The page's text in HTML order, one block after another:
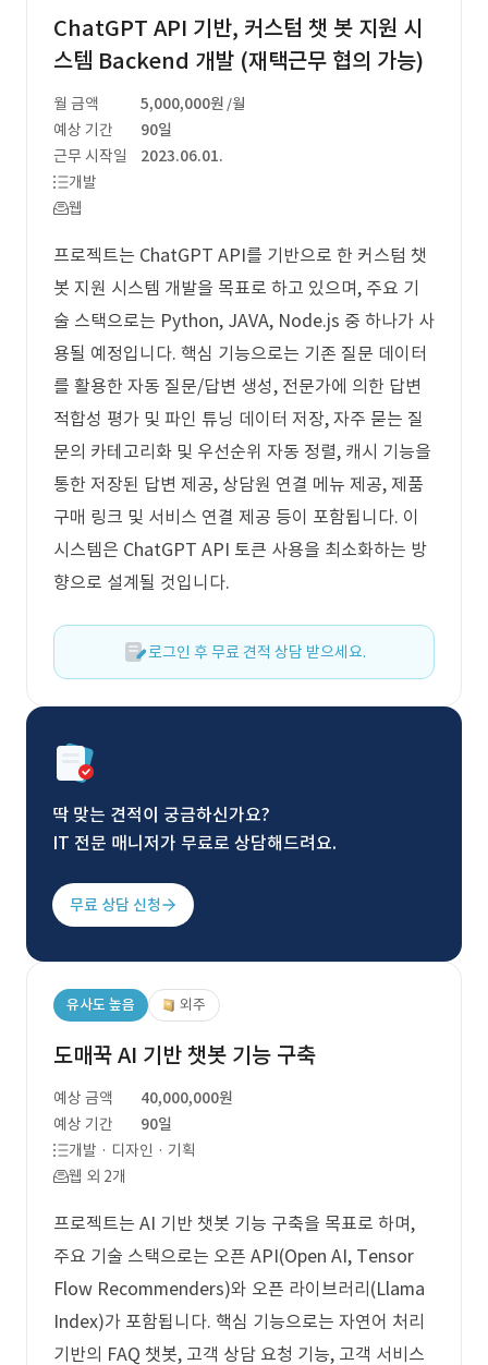
ChatGPT API 기반, 커스텀 챗 봇 지원 시
스템 Backend 개발 (재택근무 협의 가능)
월 금액 5,000,000원 /월
예상 기간
90일
근무 시작일
2023.06.01.
개발
웹
프로젝트는 ChatGPT API를 기반으로 한 커스텀 챗
봇 지원 시스템 개발을 목표로 하고 있으며, 주요 기
술 스택으로는 Python, JAVA, Node.js 중 하나가 사
용될 예정입니다. 핵심 기능으로는 기존 질문 데이터
를 활용한 자동 질문/답변 생성, 전문가에 의한 답변
적합성 평가 및 파인 튜닝 데이터 저장, 자주 묻는 질
문의 카테고리화 및 우선순위 자동 정렬, 캐시 기능을
통한 저장된 답변 제공, 상담원 연결 메뉴 제공, 제품
구매 링크 및 서비스 연결 제공 등이 포함됩니다. 이
시스템은 ChatGPT API 토큰 사용을 최소화하는 방
향으로 설계될 것입니다.
로그인 후 무료 견적 상담 받으세요.
딱 맞는 견적이 궁금하신가요?
IT 전문 매니저가 무료로 상담해드려요.
무료 상담 신청
유사도 높음 외주
도매꾹 AI 기반 챗봇 기능 구축
예상 금액
40,000,000원
예상 기간
90일
개발 · 디자인 · 기획
웹 외 2개
프로젝트는 AI 기반 챗봇 기능 구축을 목표로 하며,
주요 기술 스택으로는 오픈 API(Open AI, Tensor
Flow Recommenders)와 오픈 라이브러리(Llama
Index)가 포함됩니다. 핵심 기능으로는 자연어 처리
기반의 FAQ 챗봇, 고객 상담 요청 기능, 고객 서비스